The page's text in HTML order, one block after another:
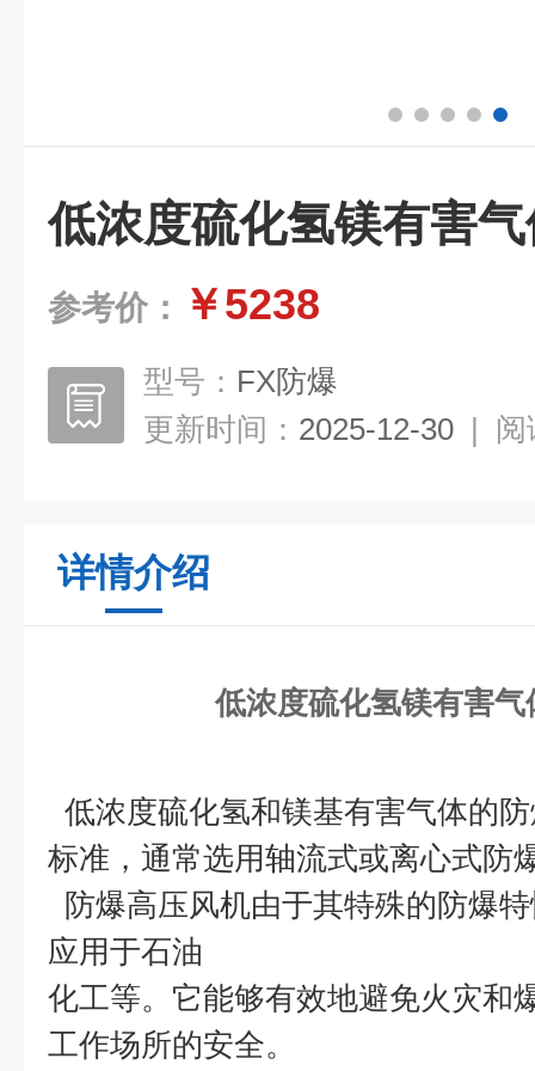
低浓度硫化氢镁有害
参考价： ￥5238
型号： FX防爆
更新时间： 2025-12-30 | 阅
详情介绍
低浓度硫化氢镁有害
低浓度硫化氢和镁基有害气体的
标准，通常选用轴流式或离心式防
防爆高压风机由于其特殊的防爆
应用于石油
化工等。它能够有效地避免火灾和
工作场所的安全。